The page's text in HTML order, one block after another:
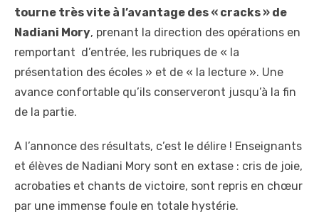
tourne très vite à l’avantage des « cracks » de
Nadiani Mory, prenant la direction des opérations en
remportant d’entrée, les rubriques de « la
présentation des écoles » et de « la lecture ». Une
avance confortable qu’ils conserveront jusqu’à la fin
de la partie.
A l’annonce des résultats, c’est le délire ! Enseignants
et élèves de Nadiani Mory sont en extase : cris de joie,
acrobaties et chants de victoire, sont repris en chœur
par une immense foule en totale hystérie.